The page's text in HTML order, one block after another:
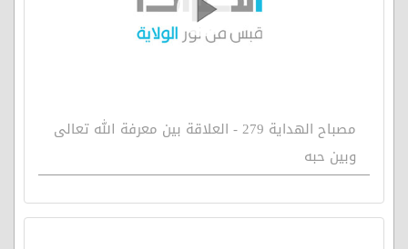
مصباح الهداية 279 - العلاقة بين معرفة الله تعالى
وبين حبه